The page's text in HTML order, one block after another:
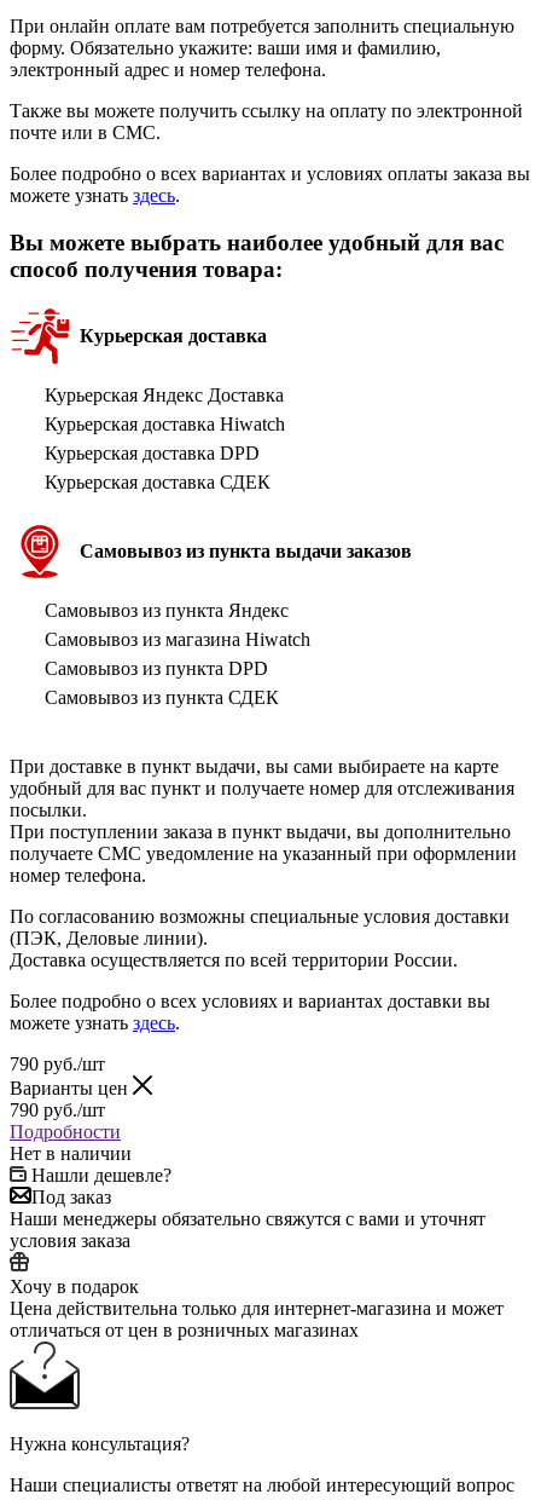
При онлайн оплате вам потребуется заполнить специальную
форму. Обязательно укажите: ваши имя и фамилию,
электронный адрес и номер телефона.
Также вы можете получить ссылку на оплату по электронной
почте или в СМС.
Более подробно о всех вариантах и условиях оплаты заказа вы
можете узнать здесь.
Вы можете выбрать наиболее удобный для вас
способ получения товара:
Курьерская доставка
Курьерская Яндекс Доставка
Курьерская доставка Hiwatch
Курьерская доставка DPD
Курьерская доставка СДЕК
Самовывоз из пункта выдачи заказов
Самовывоз из пункта Яндекс
Самовывоз из магазина Hiwatch
Самовывоз из пункта DPD
Самовывоз из пункта СДЕК
При доставке в пункт выдачи, вы сами выбираете на карте
удобный для вас пункт и получаете номер для отслеживания
посылки.
При поступлении заказа в пункт выдачи, вы дополнительно
получаете СМС уведомление на указанный при оформлении
номер телефона.
По согласованию возможны специальные условия доставки
(ПЭК, Деловые линии).
Доставка осуществляется по всей территории России.
Более подробно о всех условиях и вариантах доставки вы
можете узнать здесь.
790 руб./шт
Варианты цен
790 руб./шт
Подробности
Нет в наличии
Нашли дешевле?
Под заказ
Наши менеджеры обязательно свяжутся с вами и уточнят
условия заказа
Хочу в подарок
Цена действительна только для интернет-магазина и может
отличаться от цен в розничных магазинах
Нужна консультация?
Наши специалисты ответят на любой интересующий вопрос